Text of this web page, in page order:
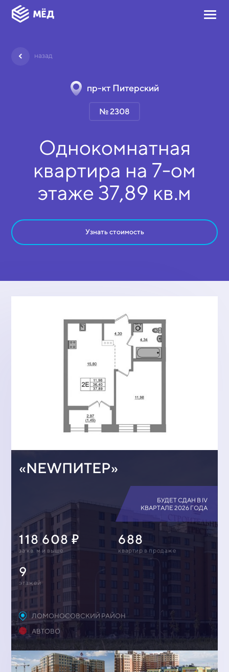
назад
пр-кт Питерский
№ 2308
Однокомнатная
квартира на 7-ом
этаже 37,89 кв.м
Узнать стоимость
«NEWПИТЕР»
БУДЕТ СДАН В IV
КВАРТАЛЕ 2026 ГОДА
118 608
за кв. м и выше
688
квартир в продаже
9
этажей
ЛОМОНОСОВСКИЙ РАЙОН
АВТОВО